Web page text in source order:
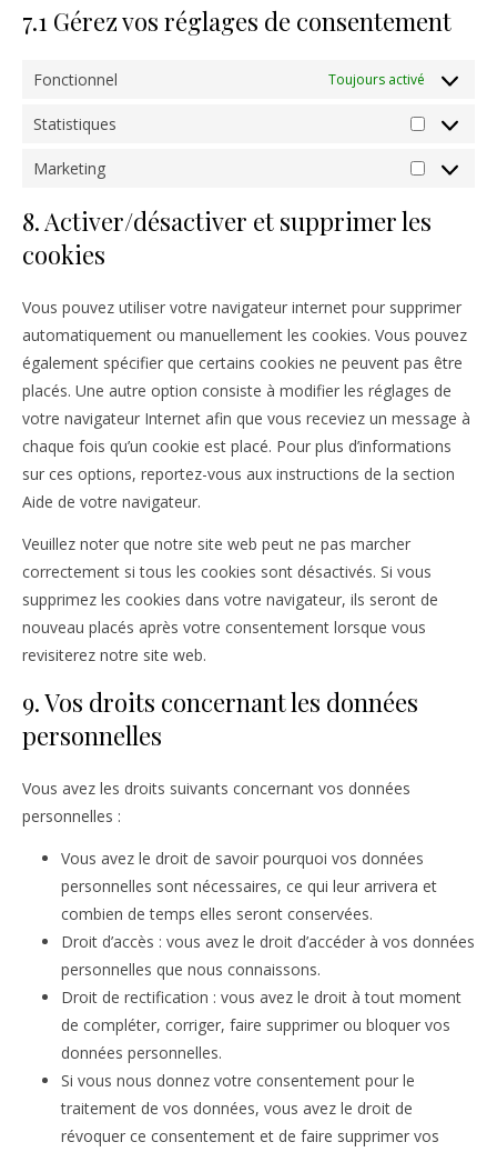
7.1 Gérez vos réglages de consentement
Fonctionnel Toujours activé
Statistiques
Marketing
Marketing
8. Activer/désactiver et supprimer les
cookies
Vous pouvez utiliser votre navigateur internet pour supprimer
automatiquement ou manuellement les cookies. Vous pouvez
également spécifier que certains cookies ne peuvent pas être
placés. Une autre option consiste à modifier les réglages de
votre navigateur Internet afin que vous receviez un message à
chaque fois qu’un cookie est placé. Pour plus d’informations
sur ces options, reportez-vous aux instructions de la section
Aide de votre navigateur.
Veuillez noter que notre site web peut ne pas marcher
correctement si tous les cookies sont désactivés. Si vous
supprimez les cookies dans votre navigateur, ils seront de
nouveau placés après votre consentement lorsque vous
revisiterez notre site web.
9. Vos droits concernant les données
personnelles
Vous avez les droits suivants concernant vos données
personnelles :
Vous avez le droit de savoir pourquoi vos données
personnelles sont nécessaires, ce qui leur arrivera et
combien de temps elles seront conservées.
Droit d’accès : vous avez le droit d’accéder à vos données
personnelles que nous connaissons.
Droit de rectification : vous avez le droit à tout moment
de compléter, corriger, faire supprimer ou bloquer vos
données personnelles.
Si vous nous donnez votre consentement pour le
traitement de vos données, vous avez le droit de
révoquer ce consentement et de faire supprimer vos